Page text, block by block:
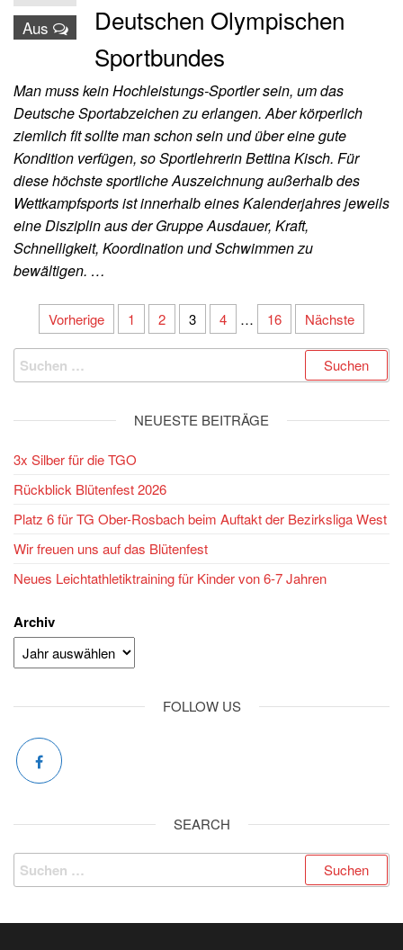
Aus
Deutschen Olympischen
Sportbundes
Man muss kein Hochleistungs-Sportler sein, um das
Deutsche Sportabzeichen zu erlangen. Aber körperlich
ziemlich fit sollte man schon sein und über eine gute
Kondition verfügen, so Sportlehrerin Bettina Kisch. Für
diese höchste sportliche Auszeichnung außerhalb des
Wettkampfsports ist innerhalb eines Kalenderjahres jeweils
eine Disziplin aus der Gruppe Ausdauer, Kraft,
Schnelligkeit, Koordination und Schwimmen zu
bewältigen. …
Seitennummerierung
der
Beiträge
Vorherige 1 2 3 4 … 16 Nächste
Suchen
nach:
NEUESTE BEITRÄGE
3x Silber für die TGO
Rückblick Blütenfest 2026
Platz 6 für TG Ober-Rosbach beim Auftakt der Bezirksliga West
Wir freuen uns auf das Blütenfest
Neues Leichtathletiktraining für Kinder von 6-7 Jahren
Archiv
FOLLOW US
SEARCH
Suchen
nach: